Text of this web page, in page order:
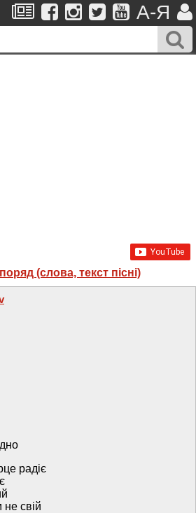
A-Я
(слова, текст пісні)
радіє
свій